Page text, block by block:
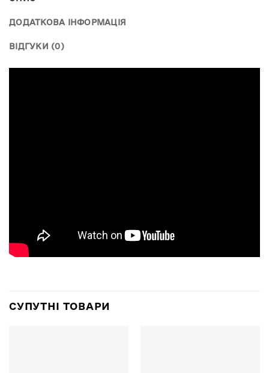
ДОДАТКОВА ІНФОРМАЦІЯ
ВІДГУКИ (0)
СУПУТНІ ТОВАРИ